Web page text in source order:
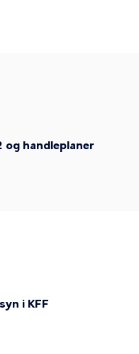
og handleplaner
i KFF